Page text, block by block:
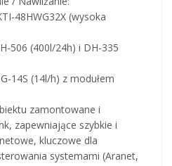
48HWG32X (wysoka
506 (400l/24h) i DH-335
14S (14l/h) z modułem
zamontowane i
zapewniające szybkie i
kluczowe dla
systemami (Aranet,